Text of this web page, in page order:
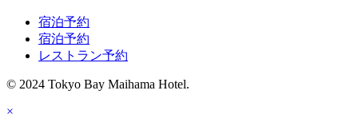
宿泊予約
宿泊予約
レストラン予約
© 2024 Tokyo Bay Maihama Hotel.
×